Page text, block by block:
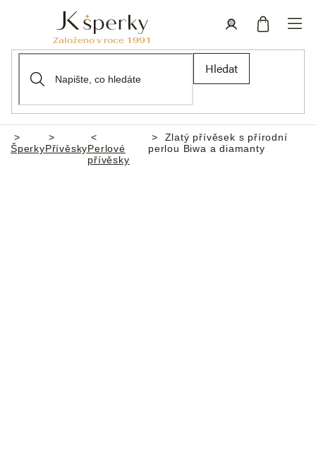
Hledat
Domů
ŠperkyPřívěskyPerlové
přívěsky
Zlatý přívěsek s přírodní
perlou Biwa a diamanty